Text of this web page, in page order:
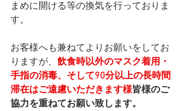
まめに開ける等の換気を行っておりま
す。
お客様へも兼ねてよりお願いをしてお
りますが、 飲食時以外のマスク着用・
手指の消毒、そして90分以上の長時間
滞在はご遠慮いただきます様皆様のご
協力を重ねてお願い致します。